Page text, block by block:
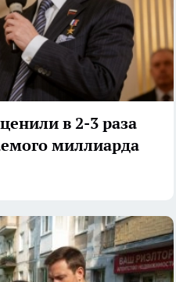
в 2-3 раза
миллиарда